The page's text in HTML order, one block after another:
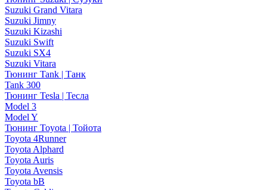
Suzuki Grand Vitara
Suzuki Jimny
Suzuki Kizashi
Suzuki Swift
Suzuki SX4
Suzuki Vitara
Тюнинг Tank | Танк
Tank 300
Тюнинг Tesla | Тесла
Model 3
Model Y
Тюнинг Toyota | Тойота
Toyota 4Runner
Toyota Alphard
Toyota Auris
Toyota Avensis
Toyota bB